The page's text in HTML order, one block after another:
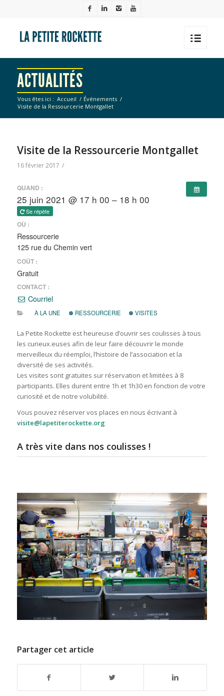
ACTUALITÉS
Vous êtes ici : Accueil / Événements /
Visite de la Ressourcerie Montgallet
Visite de la Ressourcerie Montgallet
16 février 2017 /
QUAND :
25 juin 2021 @ 17 h 00 – 18 h 00
Se répète
OÙ :
Ressourcerie
125 rue du Chemin vert
COÛT :
Gratuit
CONTACT :
Courriel
À LA UNE RESSOURCERIE VISITES
La Petite Rockette est heureuse d’ouvrir ses coulisses à tous
les curieux.euses afin de leur faire découvrir le monde
merveilleux du réemploi, l’histoire de l’association et la
diversité de ses activités.
Les visites sont gratuites sur réservation et limitées à 8
participants. Elles durent entre 1h et 1h30 en fonction de votre
curiosité et de notre volubilité.
Vous pouvez réserver vos places en nous écrivant à
visite@lapetiterockette.org
A très vite dans nos coulisses !
Partager cet article